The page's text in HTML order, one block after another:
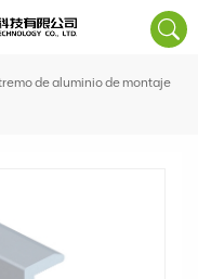
de aluminio de montaje